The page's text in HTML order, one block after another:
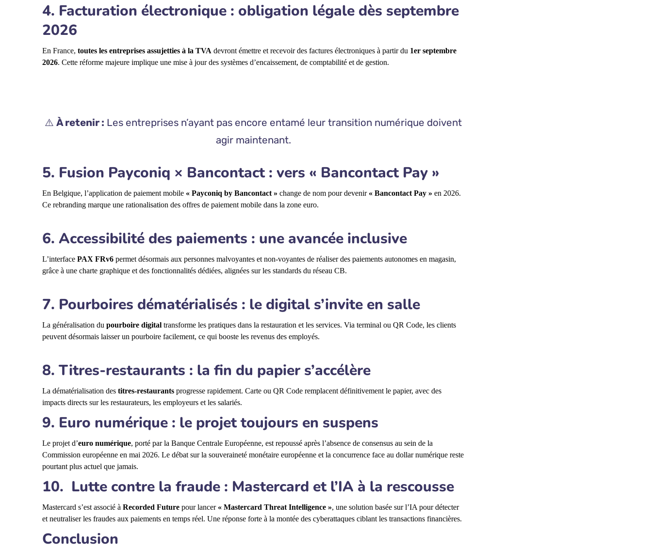
4. Facturation électronique : obligation légale dès septembre
2026
En France, toutes les entreprises assujetties à la TVA devront émettre et recevoir des factures électroniques à partir du 1er septembre
2026. Cette réforme majeure implique une mise à jour des systèmes d’encaissement, de comptabilité et de gestion.
⚠️ À retenir : Les entreprises n’ayant pas encore entamé leur transition numérique doivent
agir maintenant.
5. Fusion Payconiq × Bancontact : vers « Bancontact Pay »
En Belgique, l’application de paiement mobile « Payconiq by Bancontact » change de nom pour devenir « Bancontact Pay » en 2026.
Ce rebranding marque une rationalisation des offres de paiement mobile dans la zone euro.
6. Accessibilité des paiements : une avancée inclusive
L’interface PAX FRv6 permet désormais aux personnes malvoyantes et non-voyantes de réaliser des paiements autonomes en magasin,
grâce à une charte graphique et des fonctionnalités dédiées, alignées sur les standards du réseau CB.
7. Pourboires dématérialisés : le digital s’invite en salle
La généralisation du pourboire digital transforme les pratiques dans la restauration et les services. Via terminal ou QR Code, les clients
peuvent désormais laisser un pourboire facilement, ce qui booste les revenus des employés.
8. Titres-restaurants : la fin du papier s’accélère
La dématérialisation des titres-restaurants progresse rapidement. Carte ou QR Code remplacent définitivement le papier, avec des
impacts directs sur les restaurateurs, les employeurs et les salariés.
9. Euro numérique : le projet toujours en suspens
Le projet d’euro numérique, porté par la Banque Centrale Européenne, est repoussé après l’absence de consensus au sein de la
Commission européenne en mai 2026. Le débat sur la souveraineté monétaire européenne et la concurrence face au dollar numérique reste
pourtant plus actuel que jamais.
10. Lutte contre la fraude : Mastercard et l’IA à la rescousse
Mastercard s’est associé à Recorded Future pour lancer « Mastercard Threat Intelligence », une solution basée sur l’IA pour détecter
et neutraliser les fraudes aux paiements en temps réel. Une réponse forte à la montée des cyberattaques ciblant les transactions financières.
Conclusion